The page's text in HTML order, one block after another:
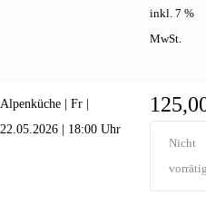
inkl. 7 %
MwSt.
Alpenküche | Fr |
22.05.2026 | 18:00 Uhr
Nicht